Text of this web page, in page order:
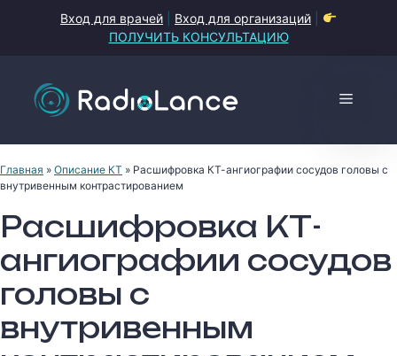
Вход для врачей Вход для организаций
ПОЛУЧИТЬ КОНСУЛЬТАЦИЮ
Меню
Главная » Описание КТ » Расшифровка КТ-ангиографии сосудов головы с
внутривенным контрастированием
Расшифровка КТ-
ангиографии сосудов
головы с
внутривенным